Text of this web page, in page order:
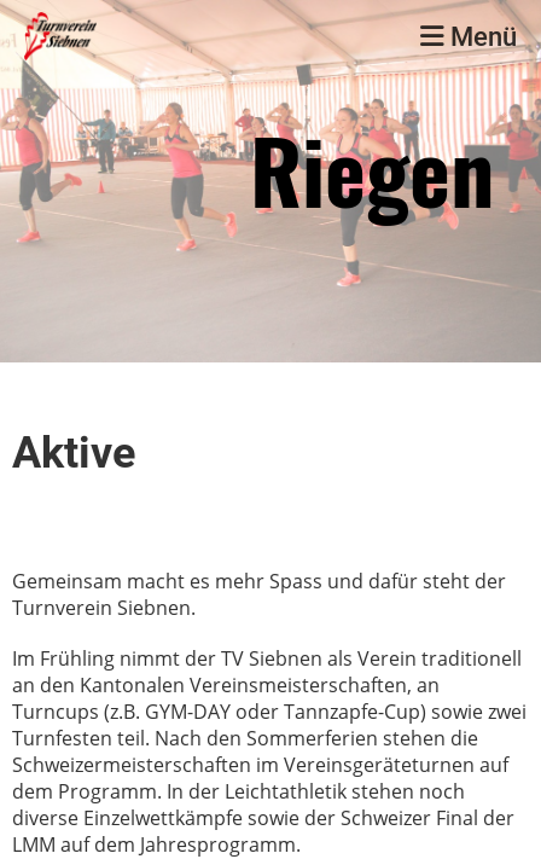
Menü
Riegen
Aktive
Gemeinsam macht es mehr Spass und dafür steht der
Turnverein Siebnen.
Im Frühling nimmt der TV Siebnen als Verein traditionell
an den Kantonalen Vereinsmeisterschaften, an
Turncups (z.B. GYM-DAY oder Tannzapfe-Cup) sowie zwei
Turnfesten teil. Nach den Sommerferien stehen die
Schweizermeisterschaften im Vereinsgeräteturnen auf
dem Programm. In der Leichtathletik stehen noch
diverse Einzelwettkämpfe sowie der Schweizer Final der
LMM auf dem Jahresprogramm.